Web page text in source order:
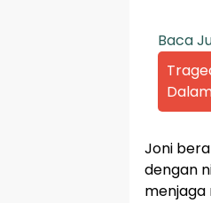
Baca
Joni
dengan
menjaga